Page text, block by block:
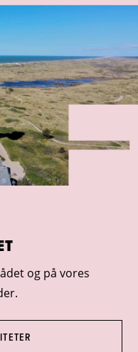
og på vores